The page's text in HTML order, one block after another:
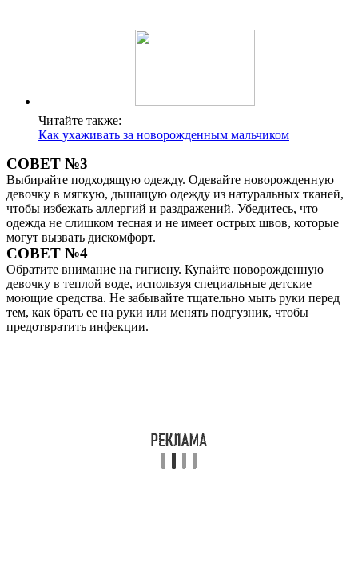
Читайте также:
Как ухаживать за новорожденным мальчиком
СОВЕТ №3
Выбирайте подходящую одежду. Одевайте новорожденную
девочку в мягкую, дышащую одежду из натуральных тканей,
чтобы избежать аллергий и раздражений. Убедитесь, что
одежда не слишком тесная и не имеет острых швов, которые
могут вызвать дискомфорт.
СОВЕТ №4
Обратите внимание на гигиену. Купайте новорожденную
девочку в теплой воде, используя специальные детские
моющие средства. Не забывайте тщательно мыть руки перед
тем, как брать ее на руки или менять подгузник, чтобы
предотвратить инфекции.